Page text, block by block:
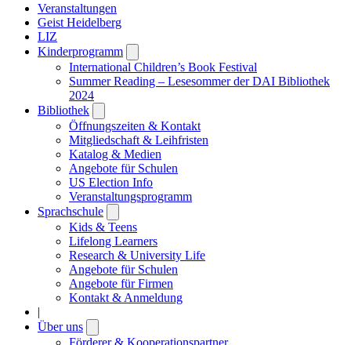
Veranstaltungen
Geist Heidelberg
LIZ
Kinderprogramm
submenu
International Children’s Book Festival
Summer Reading – Lesesommer der DAI Bibliothek
2024
Bibliothek
submenu
Öffnungszeiten & Kontakt
Mitgliedschaft & Leihfristen
Katalog & Medien
Angebote für Schulen
US Election Info
Veranstaltungsprogramm
Sprachschule
submenu
Kids & Teens
Lifelong Learners
Research & University Life
Angebote für Schulen
Angebote für Firmen
Kontakt & Anmeldung
|
Über uns
submenu
Förderer & Kooperationspartner